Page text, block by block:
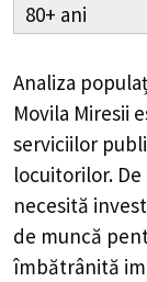
80+
Analiza
Movila Miresii
serviciilor
locuitorilor.
necesită
de muncă
îmbătrânită